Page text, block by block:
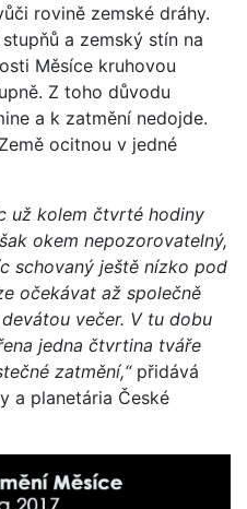
rovině zemské dráhy.
a zemský stín na
Měsíce kruhovou
Z toho důvodu
a k zatmění nedojde.
ocitnou v jedné
už kolem čtvrté hodiny
okem nepozorovatelný,
schovaný ještě nízko pod
očekávat až společně
večer. V tu dobu
jedna čtvrtina tváře
zatmění,“ přidává
a planetária České